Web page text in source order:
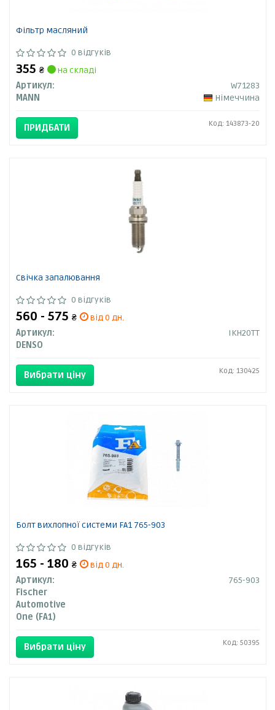
Фільтр масляний
0 відгуків
355 ₴
на складі
Артикул:
W71283
MANN
Німеччина
ПРИДБАТИ Код: 143873-20
Свічка запалювання
0 відгуків
560 - 575 ₴
від 0 дн.
Артикул:
IKH20TT
DENSO
Вибрати ціну Код: 130425
Болт вихлопної системи FA1 765-903
0 відгуків
165 - 180 ₴
від 0 дн.
Артикул:
765-903
Fischer
Automotive
One (FA1)
Вибрати ціну Код: 50395